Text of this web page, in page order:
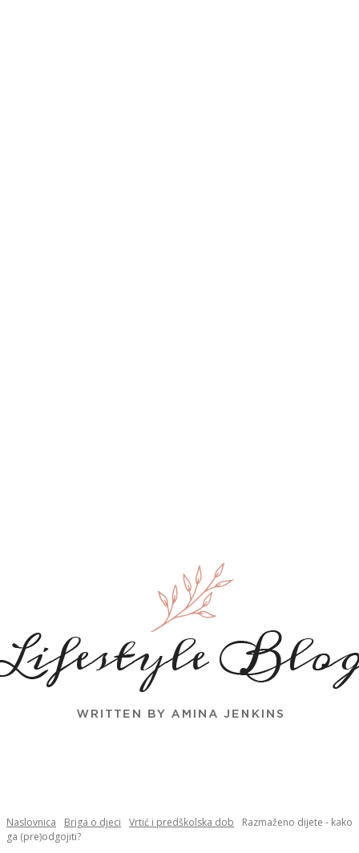
Naslovnica Briga o djeci Vrtić i predškolska dob
Razmaženo dijete - kako
ga (pre)odgojiti?